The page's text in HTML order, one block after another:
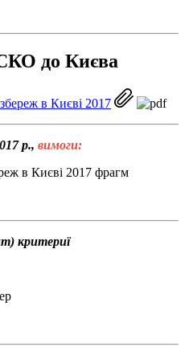
до Києва
в Києві 2017
р., вимоги:
критериї